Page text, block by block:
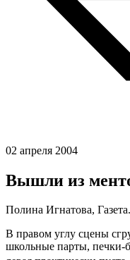
02 апреля 2004
Вышли из
Полина Игнатова,
В правом углу сцены
школьные парты, печки-